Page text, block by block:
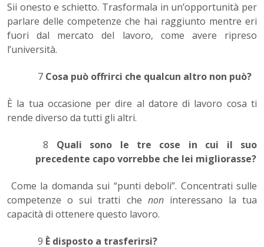
Sii onesto e schietto. Trasformala in un’opportunità per
parlare delle competenze che hai raggiunto mentre eri
fuori dal mercato del lavoro, come avere ripreso
l’università.
7 Cosa può offrirci che qualcun altro non può?
È la tua occasione per dire al datore di lavoro cosa ti
rende diverso da tutti gli altri.
8 Quali sono le tre cose in cui il suo
precedente capo vorrebbe che lei migliorasse?
Come la domanda sui “punti deboli”. Concentrati sulle
competenze o sui tratti che non interessano la tua
capacità di ottenere questo lavoro.
9 È disposto a trasferirsi?